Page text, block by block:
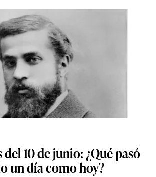
10 de junio: ¿Qué pasó
un día como hoy?